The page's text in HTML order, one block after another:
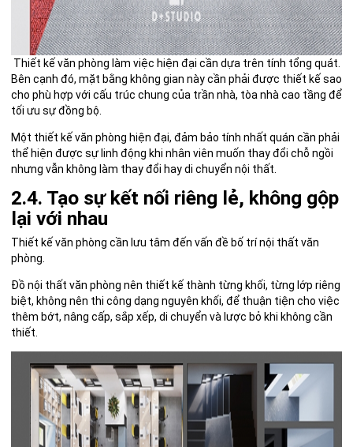
Thiết kế văn phòng làm việc hiện đại cần dựa trên tính tổng quát.
Bên cạnh đó, mặt bằng không gian này cần phải được thiết kế sao
cho phù hợp với cấu trúc chung của trần nhà, tòa nhà cao tầng để
tối ưu sự đồng bộ.
Một thiết kế văn phòng hiện đại, đảm bảo tính nhất quán cần phải
thể hiện được sự linh động khi nhân viên muốn thay đổi chỗ ngồi
nhưng vẫn không làm thay đổi hay di chuyển nội thất.
2.4. Tạo sự kết nối riêng lẻ, không gộp
lại với nhau
Thiết kế văn phòng cần lưu tâm đến vấn đề bố trí nội thất văn
phòng.
Đồ nội thất văn phòng nên thiết kế thành từng khối, từng lớp riêng
biệt, không nên thi công dạng nguyên khối, để thuận tiện cho việc
thêm bớt, nâng cấp, sắp xếp, di chuyển và lược bỏ khi không cần
thiết.